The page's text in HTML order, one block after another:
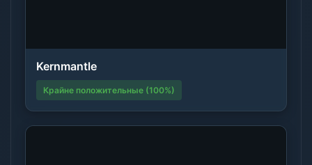
Kernmantle
Крайне положительные (100%)